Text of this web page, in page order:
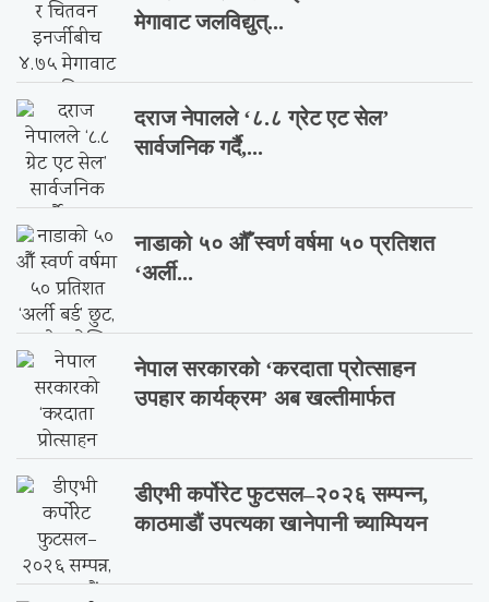
मेगावाट जलविद्युत्...
दराज नेपालले ‘८.८ ग्रेट एट सेल’
सार्वजनिक गर्दै,...
नाडाको ५० औँ स्वर्ण वर्षमा ५० प्रतिशत
‘अर्ली...
नेपाल सरकारको ‘करदाता प्रोत्साहन
उपहार कार्यक्रम’ अब खल्तीमार्फत
डीएभी कर्पोरेट फुटसल–२०२६ सम्पन्न,
काठमाडौं उपत्यका खानेपानी च्याम्पियन